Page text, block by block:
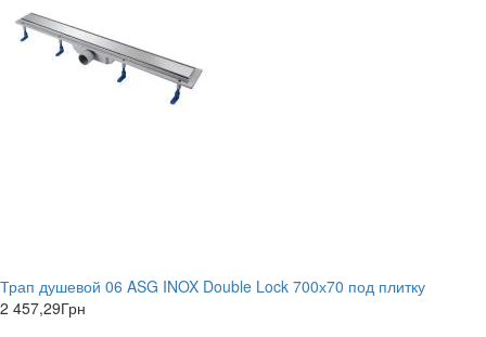
Трап душевой 06 ASG INOX Double Lock 700х70 под плитку
2 457,29Грн